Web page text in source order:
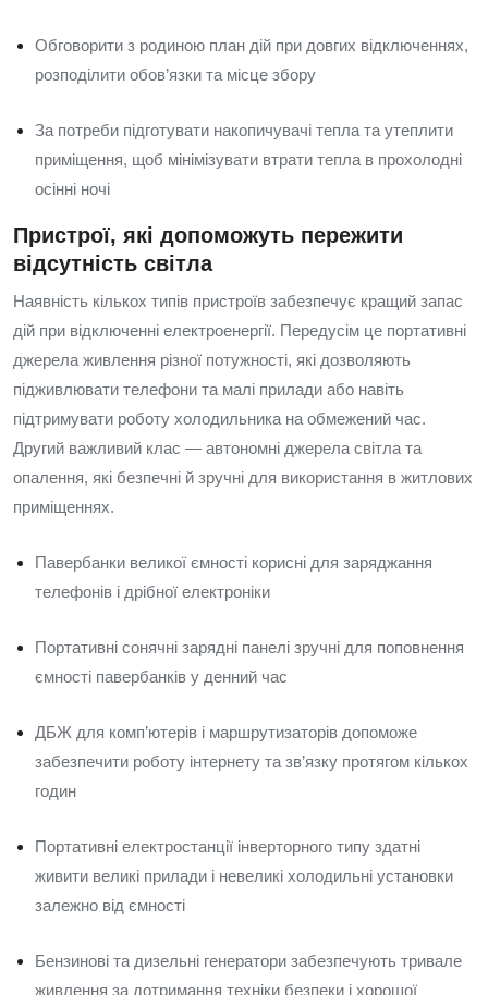
Обговорити з родиною план дій при довгих відключеннях,
розподілити обов’язки та місце збору
За потреби підготувати накопичувачі тепла та утеплити
приміщення, щоб мінімізувати втрати тепла в прохолодні
осінні ночі
Пристрої, які допоможуть пережити
відсутність світла
Наявність кількох типів пристроїв забезпечує кращий запас
дій при відключенні електроенергії. Передусім це портативні
джерела живлення різної потужності, які дозволяють
підживлювати телефони та малі прилади або навіть
підтримувати роботу холодильника на обмежений час.
Другий важливий клас — автономні джерела світла та
опалення, які безпечні й зручні для використання в житлових
приміщеннях.
Павербанки великої ємності корисні для заряджання
телефонів і дрібної електроніки
Портативні сонячні зарядні панелі зручні для поповнення
ємності павербанків у денний час
ДБЖ для комп’ютерів і маршрутизаторів допоможе
забезпечити роботу інтернету та зв’язку протягом кількох
годин
Портативні електростанції інверторного типу здатні
живити великі прилади і невеликі холодильні установки
залежно від ємності
Бензинові та дизельні генератори забезпечують тривале
живлення за дотримання техніки безпеки і хорошої